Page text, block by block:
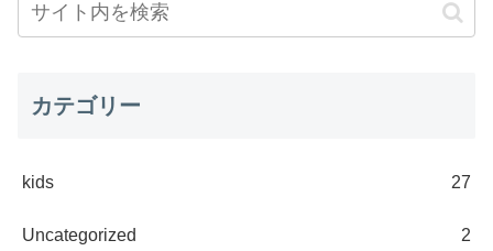
カテゴリー
kids 27
Uncategorized 2